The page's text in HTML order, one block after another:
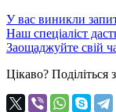
У вас виникли
Наш спеціаліст
Заощаджуйте свій
Цікаво? Поділіться